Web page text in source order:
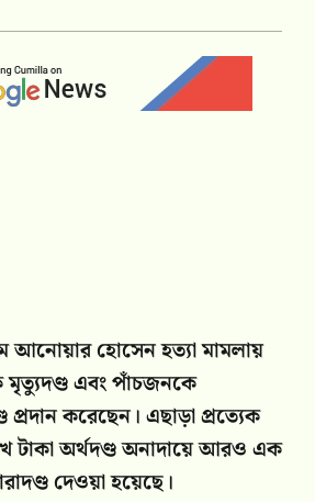
আনোয়ার হোসেন হত্যা মামলায়
এবং পাঁচজনকে
প্রদান করেছেন। এছাড়া প্রত্যেক
অর্থদণ্ড অনাদায়ে আরও এক
দেওয়া হয়েছে।